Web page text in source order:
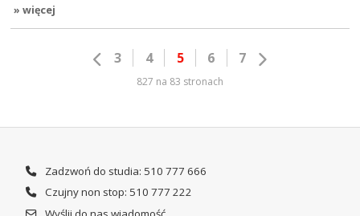
» więcej
3 4 5 6 7
827 na 83 stronach
Zadzwoń do studia: 510 777 666
Czujny non stop: 510 777 222